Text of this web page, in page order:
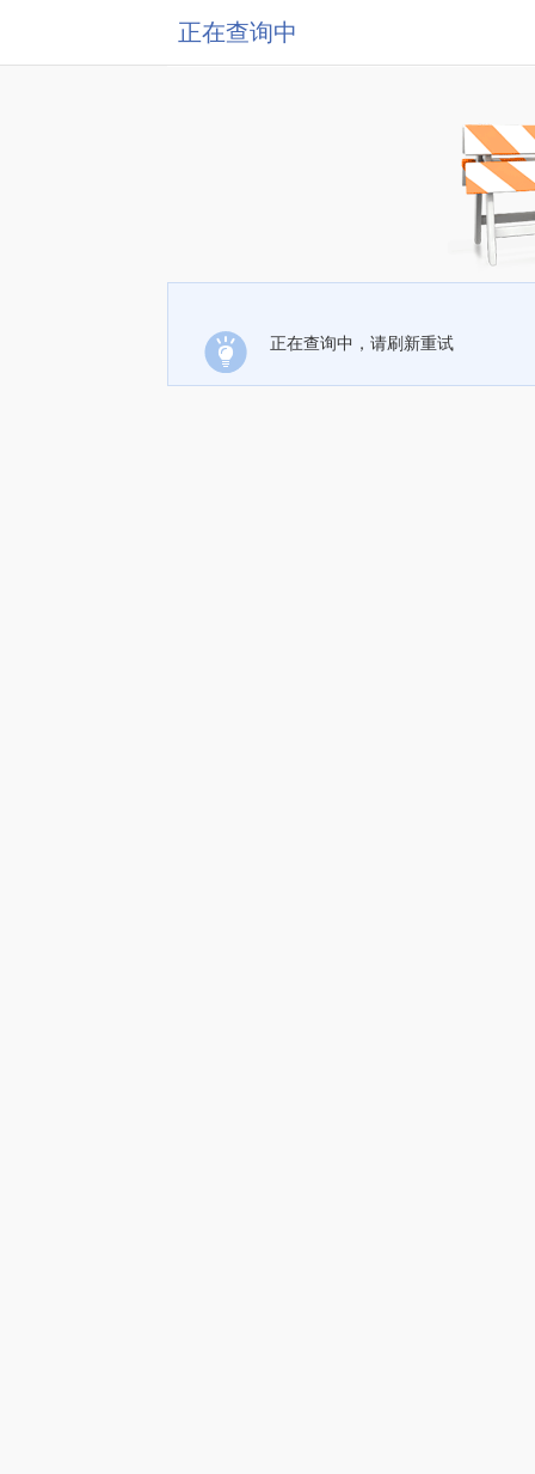
正在查询中
正在查询中，请刷新重试